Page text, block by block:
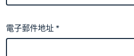
電子郵件地址*